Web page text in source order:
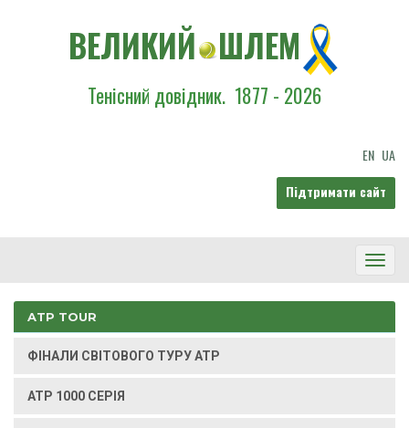
ВЕЛИКИЙ ШЛЕМ
Тенісний довідник. 1877 - 2026
EN UA
Підтримати сайт
ATP TOUR
ФІНАЛИ СВІТОВОГО ТУРУ ATP
ATP 1000 СЕРІЯ